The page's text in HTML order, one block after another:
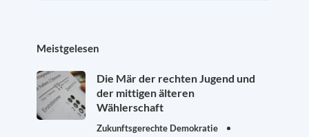
Meistgelesen
Die Mär der rechten Jugend und
der mittigen älteren
Wählerschaft
Zukunftsgerechte Demokratie